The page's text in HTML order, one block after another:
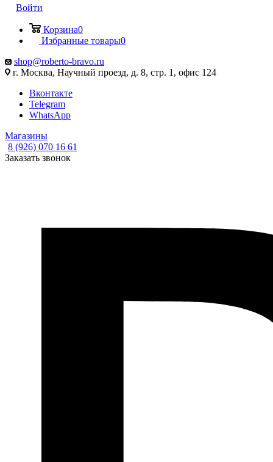
Войти
Корзина0
Избранные товары0
shop@roberto-bravo.ru
г. Москва, Научный проезд, д. 8, стр. 1, офис 124
Вконтакте
Telegram
WhatsApp
Магазины
8 (926) 070 16 61
Заказать звонок